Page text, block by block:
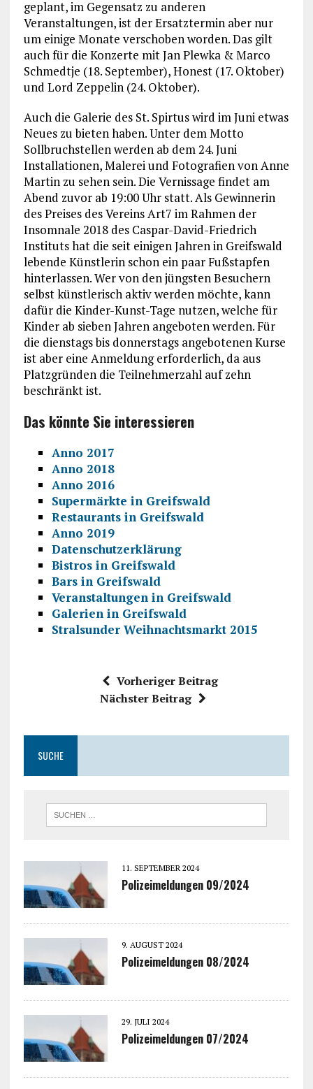
geplant, im Gegensatz zu anderen
Veranstaltungen, ist der Ersatztermin aber nur
um einige Monate verschoben worden. Das gilt
auch für die Konzerte mit Jan Plewka & Marco
Schmedtje (18. September), Honest (17. Oktober)
und Lord Zeppelin (24. Oktober).
Auch die Galerie des St. Spirtus wird im Juni etwas
Neues zu bieten haben. Unter dem Motto
Sollbruchstellen werden ab dem 24. Juni
Installationen, Malerei und Fotografien von Anne
Martin zu sehen sein. Die Vernissage findet am
Abend zuvor ab 19:00 Uhr statt. Als Gewinnerin
des Preises des Vereins Art7 im Rahmen der
Insomnale 2018 des Caspar-David-Friedrich
Instituts hat die seit einigen Jahren in Greifswald
lebende Künstlerin schon ein paar Fußstapfen
hinterlassen. Wer von den jüngsten Besuchern
selbst künstlerisch aktiv werden möchte, kann
dafür die Kinder-Kunst-Tage nutzen, welche für
Kinder ab sieben Jahren angeboten werden. Für
die dienstags bis donnerstags angebotenen Kurse
ist aber eine Anmeldung erforderlich, da aus
Platzgründen die Teilnehmerzahl auf zehn
beschränkt ist.
Das könnte Sie interessieren
Anno 2017
Anno 2018
Anno 2016
Supermärkte in Greifswald
Restaurants in Greifswald
Anno 2019
Datenschutzerklärung
Bistros in Greifswald
Bars in Greifswald
Veranstaltungen in Greifswald
Galerien in Greifswald
Stralsunder Weihnachtsmarkt 2015
Vorheriger Beitrag
Nächster Beitrag
SUCHE
11. SEPTEMBER 2024
Polizeimeldungen 09/2024
9. AUGUST 2024
Polizeimeldungen 08/2024
29. JULI 2024
Polizeimeldungen 07/2024